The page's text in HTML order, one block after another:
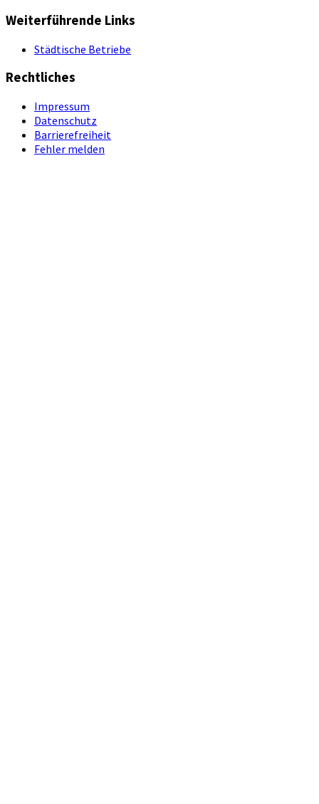
Weiterführende Links
Städtische Betriebe
Rechtliches
Impressum
Datenschutz
Barrierefreiheit
Fehler melden